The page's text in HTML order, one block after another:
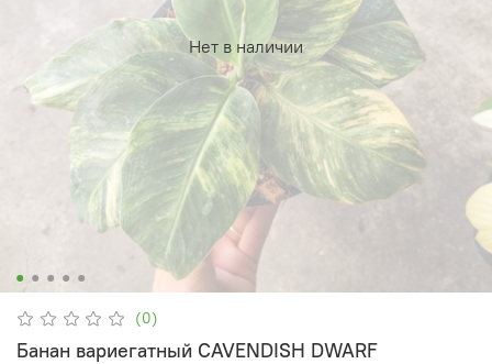
Нет в наличии
(0)
Банан вариегатный CAVENDISH DWARF